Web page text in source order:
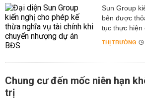
Sun Group
bên được
tục thực hiện
THỊ TRƯỜNG
Chung cư đến mốc niên hạn
trị